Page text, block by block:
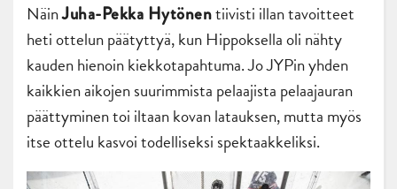
NäinJuha-Pekka Hytönentiivisti illan tavoitteet
heti ottelun päätyttyä, kun Hippoksella oli nähty
kauden hienoin kiekkotapahtuma. Jo JYPin yhden
kaikkien aikojen suurimmista pelaajista pelaajauran
päättyminen toi iltaan kovan latauksen, mutta myös
itse ottelu kasvoi todelliseksi spektaakkeliksi.